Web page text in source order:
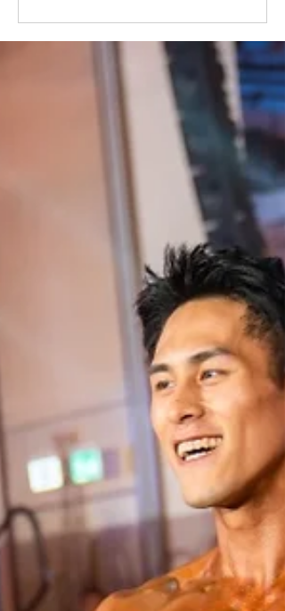
名，並登上 Clockenflap、SXSW 與 Summer
Sonic 舞台的台灣獨立新聲對坐聊起創作，才
會發現那股「鬆」的背後，其實包裹着極度
精密且誠實的自我拉扯。適逢亞洲巡演
「Shedding Skin」啟動與全新 Mini
Album《SKIN》發表，Andr 與我們聊起了
「脫皮」背後的質感：在暴風雨來臨前夕那
片怪異而迷人的寧靜之中，她選擇用音樂把
最真實的焦慮、偽裝與自白，一點一滴剝落
給這個世界。 每天微量剝落的皮屑：舞台重
量與高速蛻變 談起這次巡演與 Mini Album
的主題「脫皮」（Shedding Skin），或許不
少人會預期聽到某個充滿戲劇性、一夜之間
脫胎換骨的巨變故事。但 Andr 的回應卻極具
生活感與畫面感。過去這一年，她的足跡跨
越了各種規模的舞台，既有像 Clockenflap 這
樣氣勢磅礡的大型音樂節，也有極近距離、
能與歌迷面對面分享音樂點滴的小型
Livehouse。在她眼裏，不論舞台大小